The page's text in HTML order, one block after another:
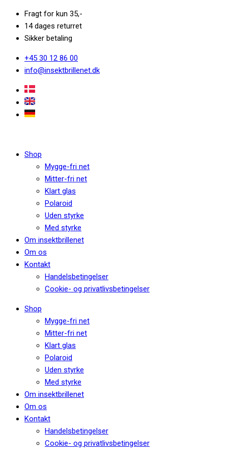
Fragt for kun 35,-
14 dages returret
Sikker betaling
+45 30 12 86 00
info@insektbrillenet.dk
Shop
Mygge-fri net
Mitter-fri net
Klart glas
Polaroid
Uden styrke
Med styrke
Om insektbrillenet
Om os
Kontakt
Handelsbetingelser
Cookie- og privatlivsbetingelser
Shop
Mygge-fri net
Mitter-fri net
Klart glas
Polaroid
Uden styrke
Med styrke
Om insektbrillenet
Om os
Kontakt
Handelsbetingelser
Cookie- og privatlivsbetingelser